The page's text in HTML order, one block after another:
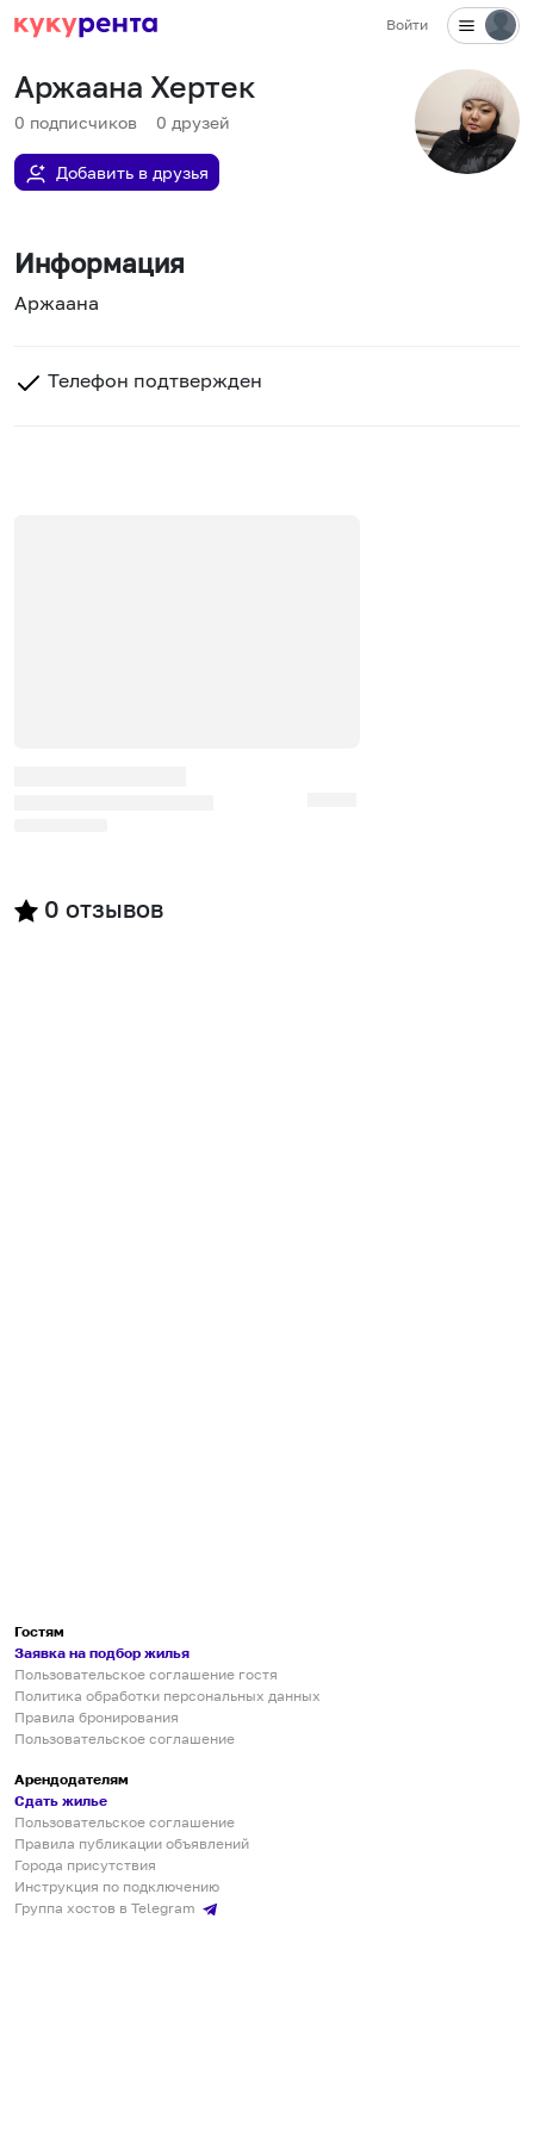
Войти
Аржаана Хертек
0 подписчиков 0 друзей
Добавить в друзья
Информация
Аржаана
Телефон подтвержден
0 отзывов
Гостям
Заявка на подбор жилья
Пользовательское соглашение гостя
Политика обработки персональных данных
Правила бронирования
Пользовательское соглашение
Арендодателям
Сдать жилье
Пользовательское соглашение
Правила публикации объявлений
Города присутствия
Инструкция по подключению
Группа хостов в Telegram